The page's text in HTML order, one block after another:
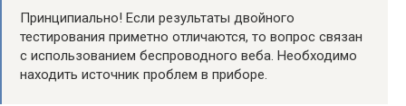
Принципиально! Если результаты двойного
тестирования приметно отличаются, то вопрос связан
с использованием беспроводного веба. Необходимо
находить источник проблем в приборе.